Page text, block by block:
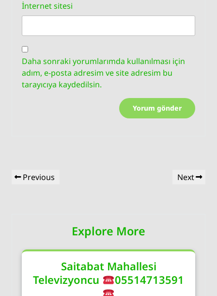
İnternet sitesi
Daha sonraki yorumlarımda kullanılması için
adım, e-posta adresim ve site adresim bu
tarayıcıya kaydedilsin.
Yazı
gezinmesi
Previous
Previous
Next
Next
Explore More
Saitabat Mahallesi
Televizyoncu
05514713591